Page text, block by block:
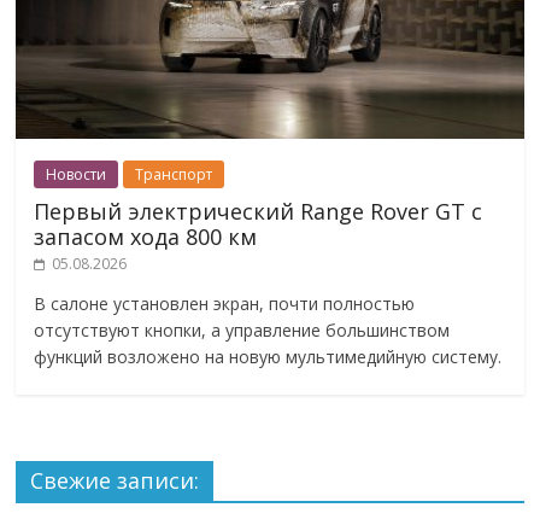
Новости Транспорт
Первый электрический Range Rover GT с
запасом хода 800 км
05.08.2026
В салоне установлен экран, почти полностью
отсутствуют кнопки, а управление большинством
функций возложено на новую мультимедийную систему.
Свежие записи: